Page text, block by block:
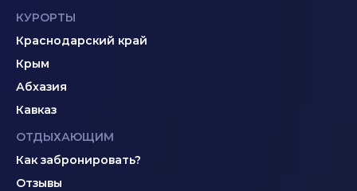
КУРОРТЫ
Краснодарский край
Крым
Абхазия
Кавказ
ОТДЫХАЮЩИМ
Как забронировать?
Отзывы